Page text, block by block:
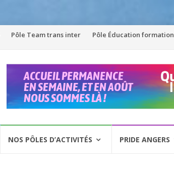
Pôle Team trans inter Pôle Éducation formation
NOS PÔLES D’ACTIVITÉS PRIDE ANGERS